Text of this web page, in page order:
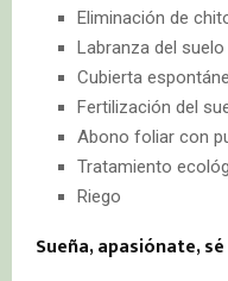
Eliminación de
Labranza del suelo
Cubierta
Fertilización del
Abono foliar con
Tratamiento
Riego
Sueña, apasiónate,